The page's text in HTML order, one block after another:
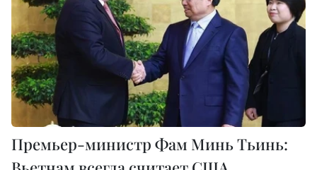
Премьер-министр Фам Минь Тьинь: